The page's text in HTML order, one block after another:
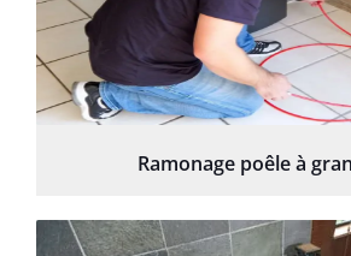
Ramonage poêle à